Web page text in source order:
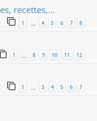
recettes,...
1 4 5 6 7 8
1 8 9 10 11 12
1 3 4 5 6 7